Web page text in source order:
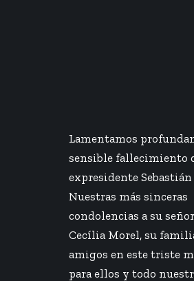
Lamentamos
sensible fallecimiento
expresidente Sebastián
Nuestras más sinceras
condolencias a su
Cecília Morel, su
amigos en este triste
para ellos y todo